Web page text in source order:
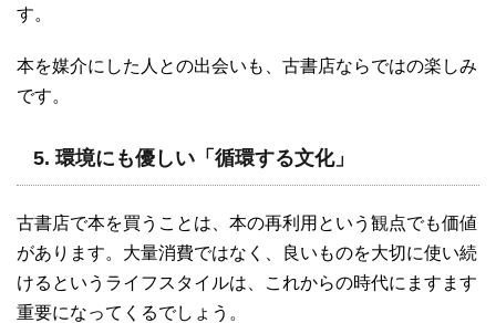
す。
本を媒介にした人との出会いも、古書店ならではの楽しみ
です。
5. 環境にも優しい「循環する文化」
古書店で本を買うことは、本の再利用という観点でも価値
があります。大量消費ではなく、良いものを大切に使い続
けるというライフスタイルは、これからの時代にますます
重要になってくるでしょう。